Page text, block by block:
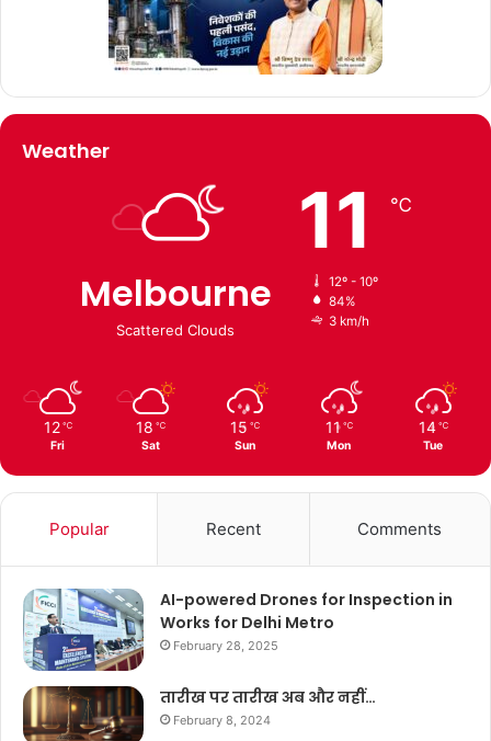
Weather
Melbourne
Scattered Clouds
11 ℃
12º - 10º
84%
3 km/h
12 ℃
Fri
18 ℃
Sat
15 ℃
Sun
11 ℃
Mon
14 ℃
Tue
Popular Recent Comments
AI-powered Drones for Inspection in
Works for Delhi Metro
February 28, 2025
तारीख पर तारीख अब और नहीं…
February 8, 2024